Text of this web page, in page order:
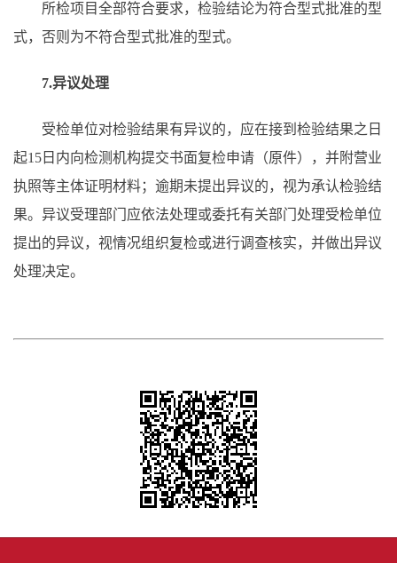
所检项目全部符合要求，检验结论为符合型式批准的型
式，否则为不符合型式批准的型式。
7.异议处理
受检单位对检验结果有异议的，应在接到检验结果之日
起15日内向检测机构提交书面复检申请（原件），并附营业
执照等主体证明材料；逾期未提出异议的，视为承认检验结
果。异议受理部门应依法处理或委托有关部门处理受检单位
提出的异议，视情况组织复检或进行调查核实，并做出异议
处理决定。